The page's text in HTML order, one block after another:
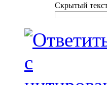
Скрытый